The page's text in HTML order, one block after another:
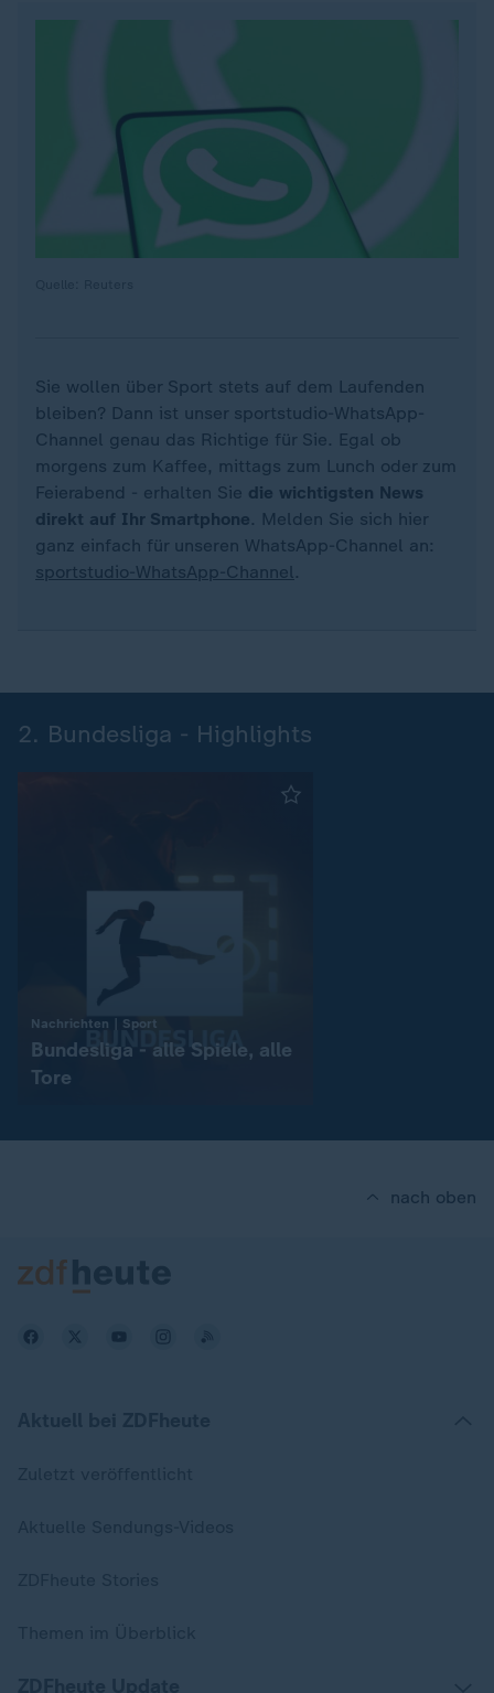
Sie wollen über Sport stets auf dem Laufenden
bleiben? Dann ist unser sportstudio-WhatsApp-
Channel genau das Richtige für Sie. Egal ob
morgens zum Kaffee, mittags zum Lunch oder zum
Feierabend - erhalten Sie die wichtigsten News
direkt auf Ihr Smartphone. Melden Sie sich hier
ganz einfach für unseren WhatsApp-Channel an:
sportstudio-WhatsApp-Channel.
2. Bundesliga - Highlights
Nachrichten | Sport
Bundesliga - alle Spiele, alle
Tore
nach oben